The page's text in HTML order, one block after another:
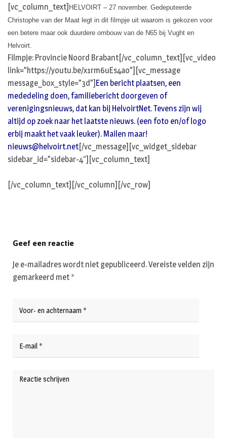
[vc_column_text] HELVOIRT – 27 november. Gedeputeerde
Christophe van der Maat legt in dit filmpje uit waarom is gekozen voor
een betere maar ook duurdere ombouw van de N65 bij Vught en
Helvoirt.
Filmpje: Provincie Noord Brabant[/vc_column_text][vc_video
link=”https://youtu.be/x1rm6uEs4ao”][vc_message
message_box_style=”3d”] Een bericht plaatsen, een
mededeling doen, familiebericht doorgeven of
verenigingsnieuws, dat kan bij HelvoirtNet. Tevens zijn wij
altijd op zoek naar het laatste nieuws. (een foto en/of logo
erbij maakt het vaak leuker). Mailen maar!
nieuws@helvoirt.net[/vc_message][vc_widget_sidebar
sidebar_id=”sidebar-4″][vc_column_text]
[/vc_column_text][/vc_column][/vc_row]
Geef een reactie
Je e-mailadres wordt niet gepubliceerd.Vereiste velden zijn
gemarkeerd met *